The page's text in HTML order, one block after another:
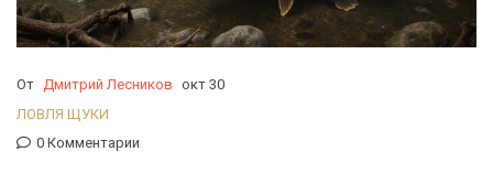
От Дмитрий Лесников окт 30
ЛОВЛЯ ЩУКИ
0 Комментарии